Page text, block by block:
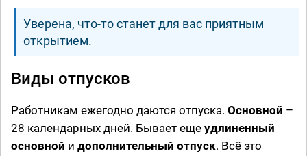
Уверена, что-то станет для вас приятным
открытием.
Виды отпусков
Работникам ежегодно даются отпуска. Основной –
28 календарных дней. Бывает еще удлиненный
основной и дополнительный отпуск. Всё это